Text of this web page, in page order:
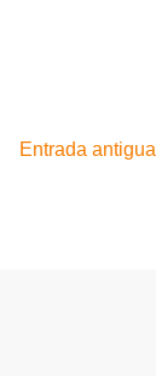
Entrada antigua